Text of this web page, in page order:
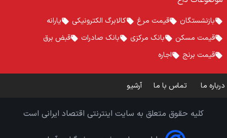
بازنشستگان قیمت مرغ کالابرگ الکترونیکی
یارانه
قیمت مسکن
بانک مرکزی بانک صادرات
قبض برق
قیمت برنج
اجاره
درباره ما تماس با ما آرشیو
کلیه حقوق متعلق به سایت اینترنتی اقتصاد ایرانی است